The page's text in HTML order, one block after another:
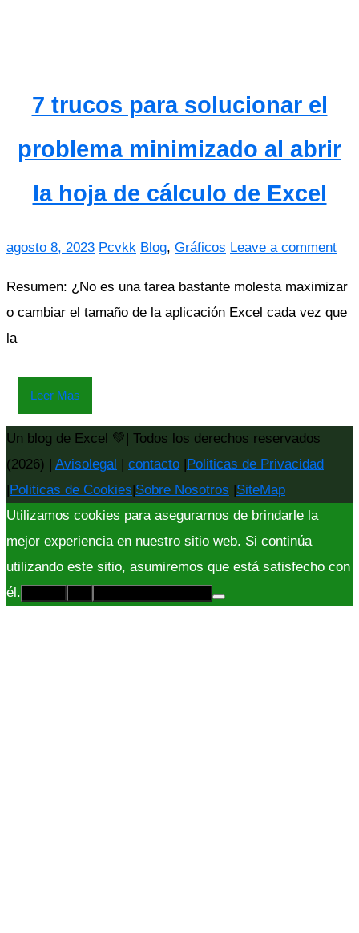
7 trucos para solucionar el
problema minimizado al abrir
la hoja de cálculo de Excel
agosto 8, 2023 Pcvkk Blog, Gráficos Leave a comment
Resumen: ¿No es una tarea bastante molesta maximizar
o cambiar el tamaño de la aplicación Excel cada vez que
la
Leer Mas
Un blog de Excel 💚| Todos los derechos reservados
(2026) | Avisolegal | contacto |Politicas de Privacidad
|Politicas de Cookies|Sobre Nosotros |SiteMap
Utilizamos cookies para asegurarnos de brindarle la
mejor experiencia en nuestro sitio web. Si continúa
utilizando este sitio, asumiremos que está satisfecho con
él.